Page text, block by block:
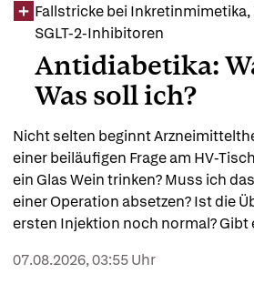
Antidiabetika:
Was soll ich?
Nicht selten beginnt
einer beiläufigen Frage am HV-
ein Glas Wein trinken? Muss ich
einer Operation absetzen? Ist die
ersten Injektion noch normal? Gibt
Metformin, SGLT-2-Inhibitoren und
Fallstricke bei
SGLT-2-Inhibitoren
07.08.2026, 03:55 Uhr